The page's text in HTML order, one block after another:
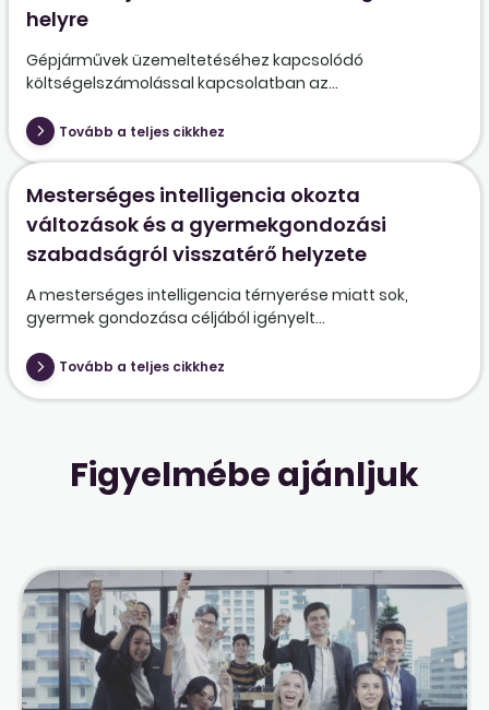
helyre
Gépjárművek üzemeltetéséhez kapcsolódó
költségelszámolással kapcsolatban az...
Tovább a teljes cikkhez
Mesterséges intelligencia okozta
változások és a gyermekgondozási
szabadságról visszatérő helyzete
A mesterséges intelligencia térnyerése miatt sok,
gyermek gondozása céljából igényelt...
Tovább a teljes cikkhez
Figyelmébe ajánljuk